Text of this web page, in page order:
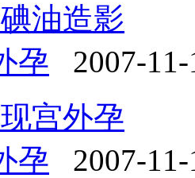
油造影
孕
2007-
宫外孕
孕
2007-